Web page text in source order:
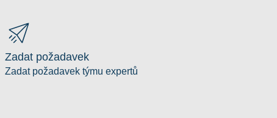
Zadat požadavek
Zadat požadavek týmu expertů